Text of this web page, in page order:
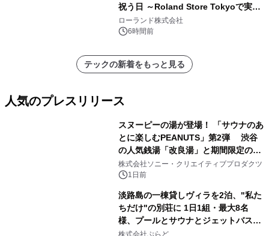
祝う日 ～Roland Store Tokyoで実機
を展示しての 記念キャンペーンを開
催 英国ラジオ「NTS」の 特別プログ
アーティストを フィーチャーしたアニ
メーションを公開～
ローランド株式会社
6時間前
テックの新着をもっと見る
人気のプレスリリース
スヌーピーの湯が登場！ 「サウナのあ
とに楽しむPEANUTS」第2弾 渋谷
の人気銭湯「改良湯」と期間限定のコ
ラボレーション サウナイキタイコラ
ボグッズも発売決定！
株式会社ソニー・クリエイティブプロダクツ
1日前
淡路島の一棟貸しヴィラを2泊、"私た
ちだけ"の別荘に 1日1組・最大8名
様、プールとサウナとジェットバス付
きで Villa Mon Temps AWAJIの連泊
株式会社ぷらど